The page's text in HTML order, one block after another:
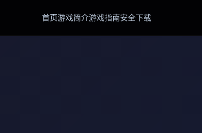
首页游戏简介游戏指南安全下载